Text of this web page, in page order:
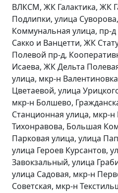
ВЛКСМ, ЖК Галактика, ЖК
Подлипки, улица
Коммунальная улица, пр-д
Сакко и Ванцетти, ЖК
Полевой пр-д,
Исаева, ЖК Дельта
улица, мкр-н
Цветаевой, улица
мкр-н Болшево,
Станционная улица, мкр-
Тихонравова, Большая
Парковая улица, улица
улица Героев Курсантов,
Завокзальный, улица
улица Садовая, мкр-н
Советская, мкр-н